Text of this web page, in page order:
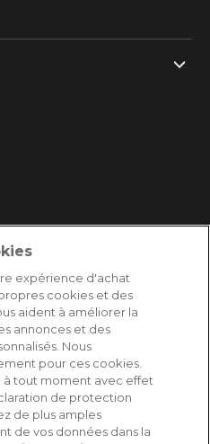
expérience d'achat
cookies et des
aident à améliorer la
annonces et des
Nous
pour ces cookies.
à tout moment avec effet
de protection
de plus amples
de vos données dans la